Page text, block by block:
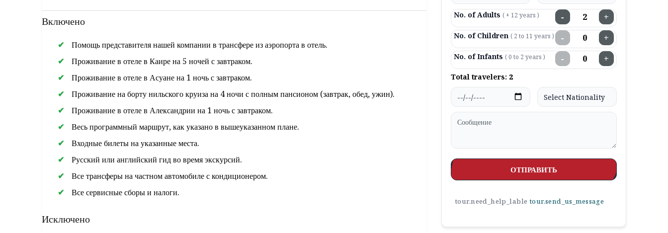
Включено
Помощь представителя нашей компании в трансфере из аэропорта в отель.
Проживание в отеле в Каире на 5 ночей с завтраком.
Проживание в отеле в Асуане на 1 ночь с завтраком.
Проживание на борту нильского круиза на 4 ночи с полным пансионом (завтрак, обед, ужин).
Проживание в отеле в Александрии на 1 ночь с завтраком.
Весь программный маршрут, как указано в вышеуказанном плане.
Входные билеты на указанные места.
Русский или английский гид во время экскурсий.
Все трансферы на частном автомобиле с кондиционером.
Все сервисные сборы и налоги.
Исключено
No. of Adults ( + 12 years ) − +
No. of Children ( 2 to 11 years ) − +
No. of Infants ( 0 to 2 years ) − +
Total travelers: 2
ОТПРАВИТЬ
tour.need_help_lable tour.send_us_message